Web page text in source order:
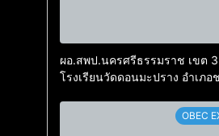
ผอ.สพป.นครศรีธรรมราช เขต
โรงเรียนวัดดอนมะปราง อำเภอ
OBEC